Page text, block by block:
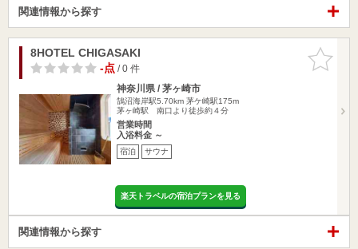
関連情報から探す
お気に入
りに追加
8HOTEL CHIGASAKI
-点/ 0 件
神奈川県 / 茅ヶ崎市
鵠沼海岸駅5.70km 茅ケ崎駅175m
茅ヶ崎駅 南口より徒歩約４分
営業時間
入浴料金 ～
宿泊 サウナ
楽天トラベルの宿泊プランを見る
関連情報から探す